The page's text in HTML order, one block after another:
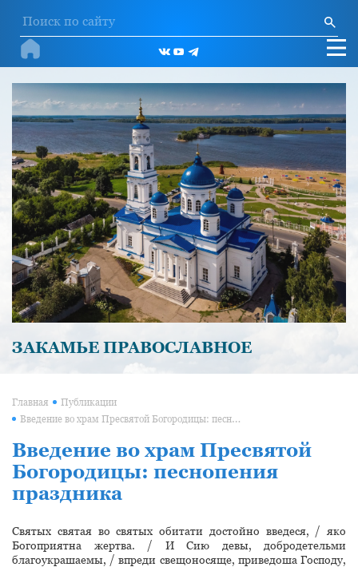
ЗАКАМЬЕ ПРАВОСЛАВНОЕ
Главная Публикации
Введение во храм Пресвятой Богородицы: песнопения праздника
Введение во храм Пресвятой
Богородицы: песнопения
праздника
Святых святая во святых обитати достойно введеся, / яко
Богоприятна жертва. / И Сию девы, добродетельми
благоукрашаемы, / впреди свещоносяще, приведоша Господу,